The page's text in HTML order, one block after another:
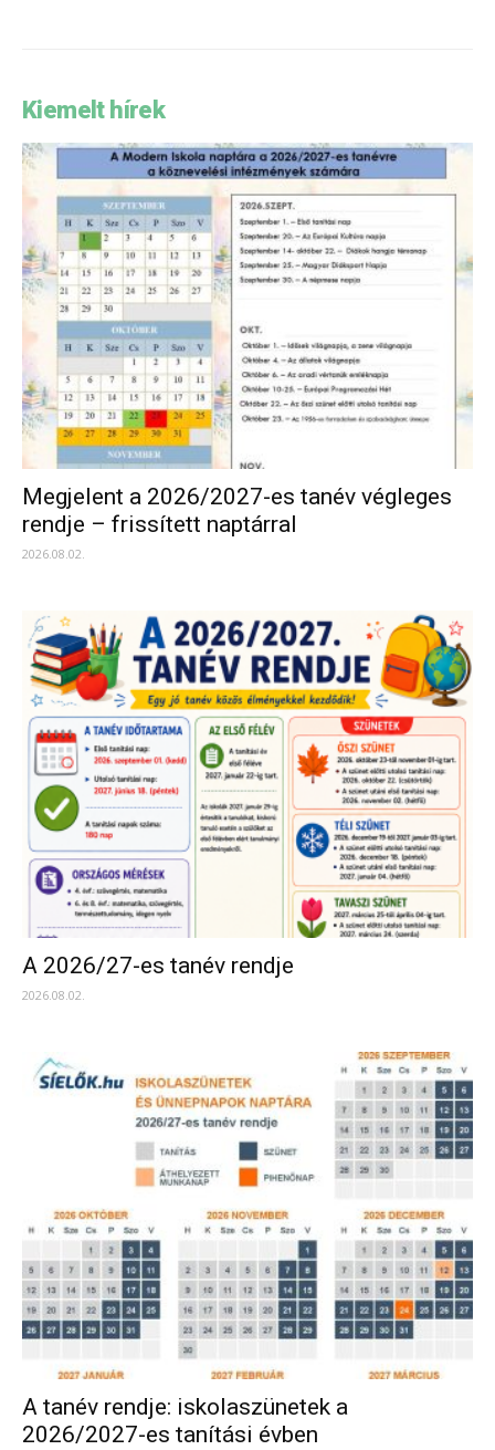
Kiemelt hírek
Megjelent a 2026/2027-es tanév végleges
rendje – frissített naptárral
2026.08.02.
A 2026/27-es tanév rendje
2026.08.02.
A tanév rendje: iskolaszünetek a
2026/2027-es tanítási évben